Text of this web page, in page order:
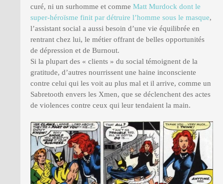
curé, ni un surhomme et comme Matt Murdock dont le
super-héroïsme finit par détruire l’homme sous le masque,
l’assistant social a aussi besoin d’une vie équilibrée en
rentrant chez lui, le métier offrant de belles opportunités
de dépression et de Burnout.
Si la plupart des « clients » du social témoignent de la
gratitude, d’autres nourrissent une haine inconsciente
contre celui qui les voit au plus mal et il arrive, comme un
Sabretooth envers les Xmen, que se déclenchent des actes
de violences contre ceux qui leur tendaient la main.